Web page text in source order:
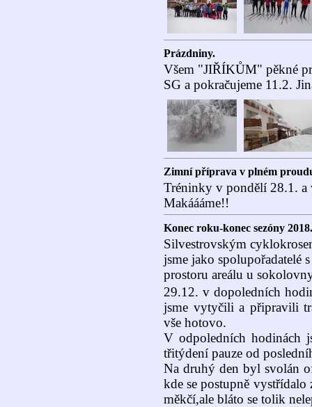
Prázdniny.
Všem "JIŘÍKŮM" pěkné
SG a pokračujeme 11.2.
Zimní příprava v plném
Tréninky v pondělí 28.1. a
Makáááme!!
Konec roku-konec sezóny 2018.
Silvestrovským
jsme jako spolupořadatelé
prostoru areálu u
29.12. v dopoledních
jsme vytyčili a připravili
vše hotovo.
V odpoledních hodinách
třitýdení pauze od
Na druhý den byl svolán
kde se postupně
měkčí,ale bláto se tolik